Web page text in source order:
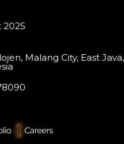
2025
Malang City, East Java,